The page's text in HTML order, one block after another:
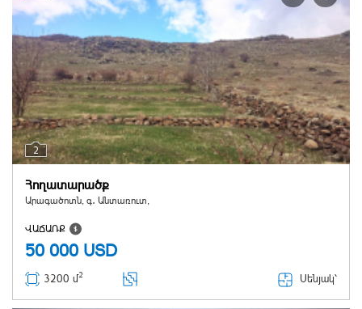
2
Հողատարածք
Արագածոտն, գ․ Անտառուտ,
ՎԱՃԱՌՔ
50 000 USD
3200 մ2 Սենյակ՝